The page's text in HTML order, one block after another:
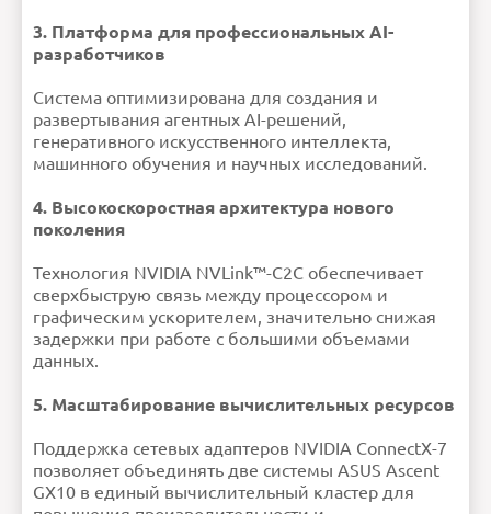
3. Платформа для профессиональных AI-
разработчиков
Система оптимизирована для создания и
развертывания агентных AI-решений,
генеративного искусственного интеллекта,
машинного обучения и научных исследований.
4. Высокоскоростная архитектура нового
поколения
Технология NVIDIA NVLink™-C2C обеспечивает
сверхбыструю связь между процессором и
графическим ускорителем, значительно снижая
задержки при работе с большими объемами
данных.
5. Масштабирование вычислительных ресурсов
Поддержка сетевых адаптеров NVIDIA ConnectX-7
позволяет объединять две системы ASUS Ascent
GX10 в единый вычислительный кластер для